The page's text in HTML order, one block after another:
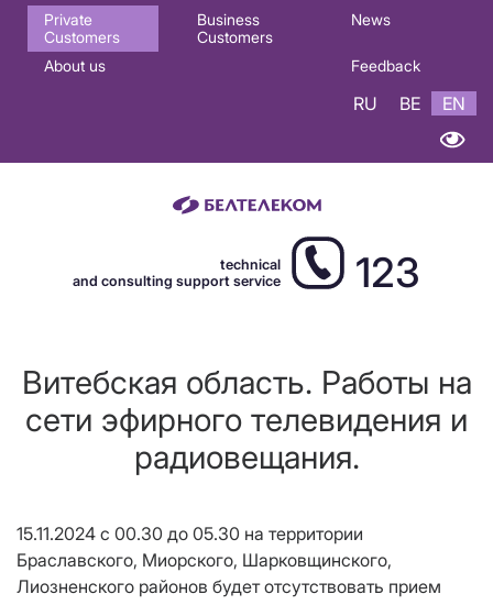
Основная
навигация
Private
Customers
Business
Customers
News
About us Feedback
RU BE EN
technical
and consulting support service
123
Витебская область. Работы на
сети эфирного телевидения и
радиовещания.
15.11.2024 с 00.30 до 05.30 на территории
Браславского, Миорского, Шарковщинского,
Лиозненского районов будет отсутствовать прием